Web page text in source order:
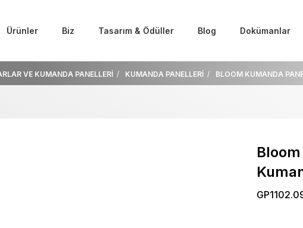
Ürünler Biz Tasarım & Ödüller Blog Dokümanlar
VE KUMANDA PANELLERİ KUMANDA PANELLERİ BLOOM KUMANDA